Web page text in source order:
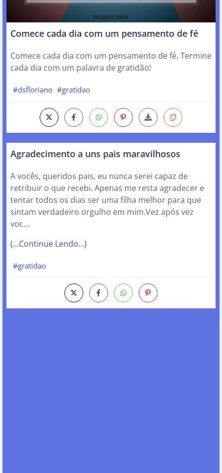
Comece cada dia com um pensamento de fé
Comece cada dia com um pensamento de fé. Termine
cada dia com um palavra de gratidão!
#dsfloriano #gratidao
Agradecimento a uns pais maravilhosos
A vocês, queridos pais, eu nunca serei capaz de
retribuir o que recebi. Apenas me resta agradecer e
tentar todos os dias ser uma filha melhor para que
sintam verdadeiro orgulho em mim.Vez após vez
voc…
(…Continue Lendo…)
#gratidao